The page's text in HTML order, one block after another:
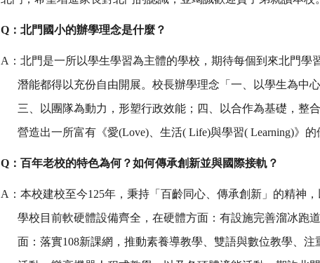
Q ：北門國小的辦學理念是什麼？
A ：北門是一所以學生學習為主體的學校，期待每個到來北門
潛能都得以充份自由開展。校長辦學理念「一、以學生為中
三、以團隊為動力，形塑行政效能；四、以合作為基礎，整
營造出一所富有《愛(Love)、生活( Life)與學習( Learning)》的
Q ：百年老校的特色為何？如何傳承創新並與國際接軌？
A ：本校建校至今125年，秉持「百齡同心、傳承創新」的精神
學校目前軟硬體設備齊全，在硬體方面：有設施完善溜冰跑
面：落實108新課網，推動素養導教學、雙語與數位教學、